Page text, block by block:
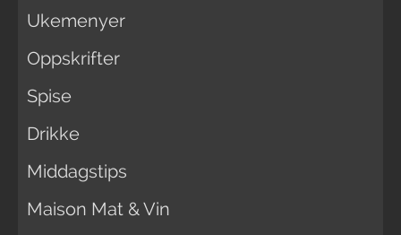
Ukemenyer
Oppskrifter
Spise
Drikke
Middagstips
Maison Mat & Vin